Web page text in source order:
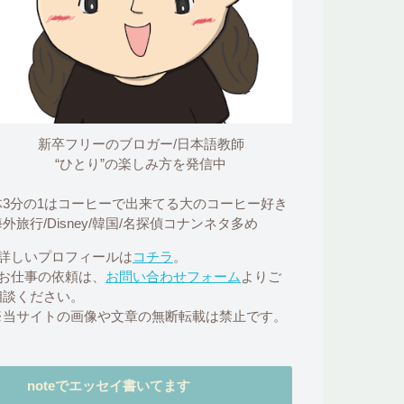
新卒フリーのブロガー/日本語教師
“ひとり”の楽しみ方を発信中
3分の1はコーヒーで出来てる大のコーヒー好き
外旅行/Disney/韓国/名探偵コナンネタ多め
しいプロフィールはコチラ 。
仕事の依頼は、 お問い合わせフォーム よりご
ください。
サイトの画像や文章の無断転載は禁止です。
noteでエッセイ書いてます